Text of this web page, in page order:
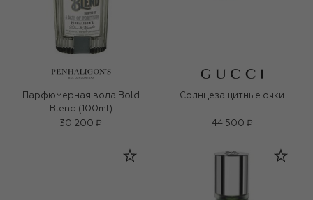
Парфюмерная вода Bold
Blend (100ml)
30 200 ₽
Солнцезащитные очки
44 500 ₽